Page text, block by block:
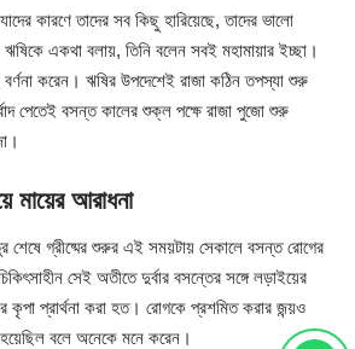
কারণে তাদের সব কিছু হারিয়েছে, তাদের ভালো
একথা বলায়, তিনি বলেন সবই মহামায়ার ইচ্ছা।
বর্ণনা করেন। ঋষির উপদেশেই রাজা কঠিন তপস্যা শুরু
পেতেই বসন্ত কালের শুক্ল পক্ষে রাজা পুজো শুরু
মায়ের আরাধনা
গ্রীষ্মের শুরুর এই সময়টায় সেকালে বসন্ত রোগের
সেই অতীতে দুর্বার বসন্তের সঙ্গে লড়াইয়ের
কৃপা প্রার্থনা করা হত। রোগকে প্রশমিত করার জন্য়ও
বলে অনেকে মনে করেন।